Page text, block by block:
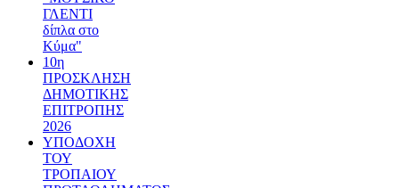
ΓΛΕΝΤΙ
δίπλα στο
Κύμα"
10η
ΠΡΟΣΚΛΗΣΗ
ΔΗΜΟΤΙΚΗΣ
ΕΠΙΤΡΟΠΗΣ
2026
ΥΠΟΔΟΧΗ
ΤΟΥ
ΤΡΟΠΑΙΟΥ